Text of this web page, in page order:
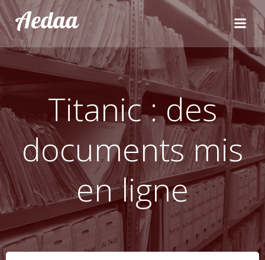
Aller
au
contenu
Aedaa
Titanic : des
documents mis
en ligne